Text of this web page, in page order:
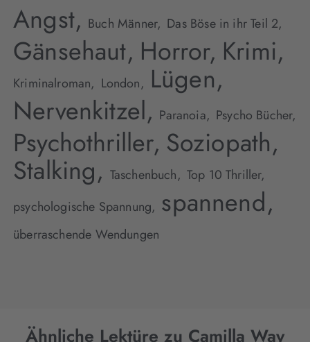
Angst, Buch Männer, Das Böse in ihr Teil 2,
Gänsehaut, Horror, Krimi,
Kriminalroman, London, Lügen,
Nervenkitzel, Paranoia, Psycho Bücher,
Psychothriller, Soziopath,
Stalking, Taschenbuch, Top 10 Thriller,
psychologische Spannung, spannend,
überraschende Wendungen
Ähnliche Lektüre zu Camilla Way